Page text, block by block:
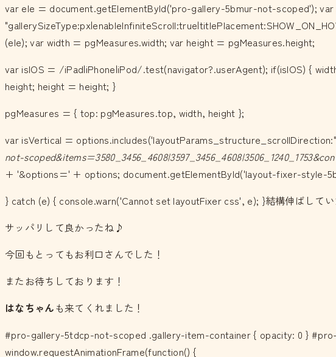
var ele = document.getElementById('pro-gallery-5bmur-not-scoped');
(ele); var width = pgMeasures.width; var height = pgMeasures.height;
var isIOS = /iPad|iPhone|iPod/.test(navigator?.userAgent); if(isIOS) {
height; height = height; }
pgMeasures = { top: pgMeasures.top, width, height };
var isVertical =
not-
+ '&options=' + options; document.getElementById('layout-fixer-style-
} catch (e) { console.warn('Cannot set layoutFixer css', e); }結構伸ばして
サッパリして良かったね♪
今回もとってもお利口さんでした！
またお待ちしております！
はなちゃんも来てくれました！
#pro-gallery-5tdcp-not-scoped .gallery-item-container { opacity: 0 }
window.requestAnimationFrame(function() {